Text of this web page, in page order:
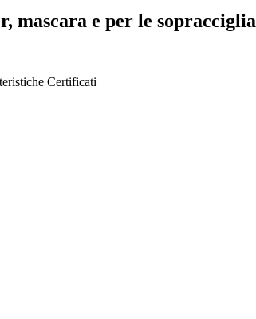
e per le sopracciglia
Certificati